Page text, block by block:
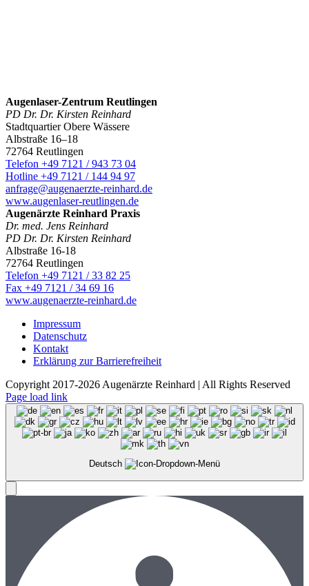
Augenlaser-Zentrum Reutlingen
PD Dr. Dr. Kirsten Reinhard
Stadtquartier Obere Wässere
Albstraße 16–18
72764 Reutlingen
Telefon +49 7121 / 943 73 04
Hotline +49 7121 / 144 94 97
anfrage@augenaerzte-reinhard.de
www.augenlaser-reutlingen.de
Augenärzte Reinhard Praxis
Dr. med. Jens Reinhard
PD Dr. Dr. Kirsten Reinhard
Albstraße 16-18
72764 Reutlingen
Telefon +49 7121 / 33 82 25
Fax +49 7121 / 34 69 16
www.augenaerzte-reinhard.de
Impressum
Datenschutz
Kontakt
Erklärung zur Barrierefreiheit
Copyright 2017-2026 Augenärzte Reinhard | All Rights Reserved
Page load link
Deutsch